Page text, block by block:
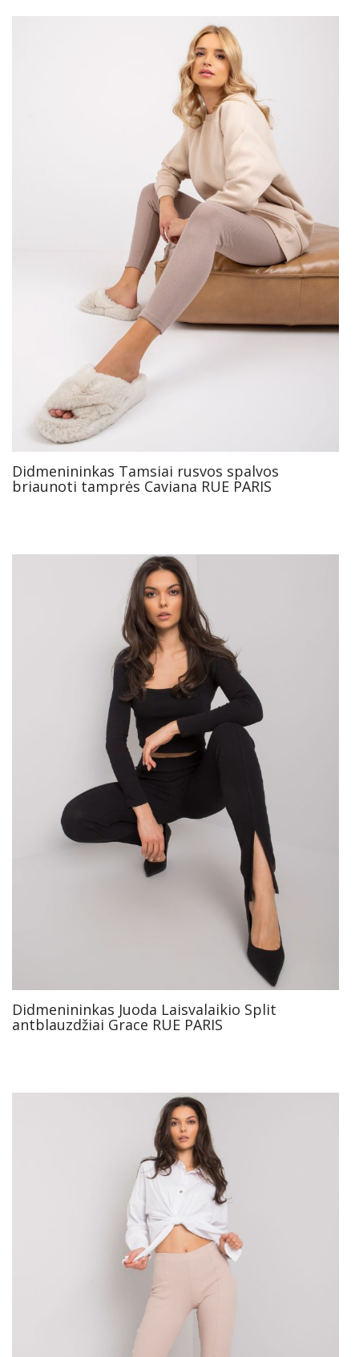
Didmenininkas Tamsiai rusvos spalvos
briaunoti tamprės Caviana RUE PARIS
Didmenininkas Juoda Laisvalaikio Split
antblauzdžiai Grace RUE PARIS